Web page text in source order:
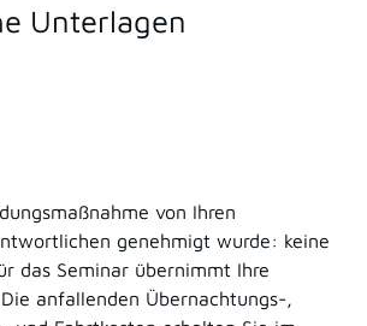
Unterlagen
von Ihren
genehmigt wurde: keine
das Seminar übernimmt Ihre
anfallenden Übernachtungs-,